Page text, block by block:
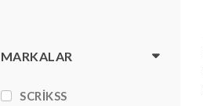
MARKALAR
SCRIKSS